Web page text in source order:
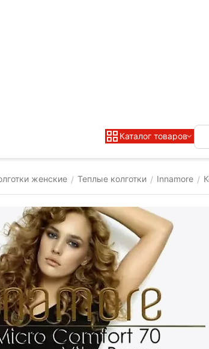
Каталог товаров
женские / Теплые колготки / Innamore /